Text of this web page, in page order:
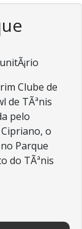
Clube de
de TÃªnis
pelo
o
Parque
do TÃªnis